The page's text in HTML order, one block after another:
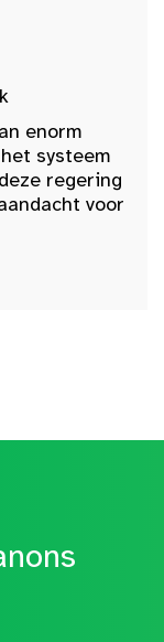
enorm
systeem
regering
voor